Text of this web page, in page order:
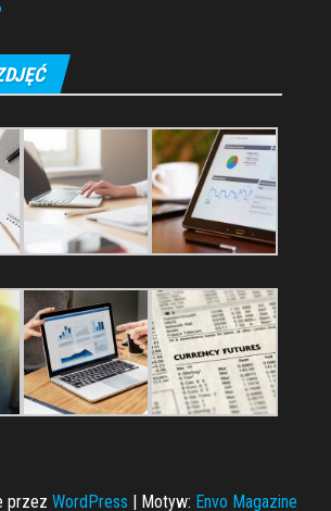
przez WordPress | Motyw: Envo Magazine